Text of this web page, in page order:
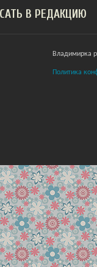
В РЕДАКЦИЮ
Владимирка
Политика